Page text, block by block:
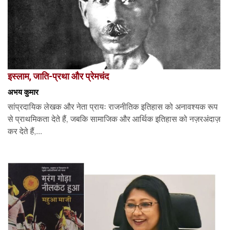
इस्लाम, जाति-प्रथा और प्रेमचंद
अभय कुमार
सांप्रदायिक लेखक और नेता प्रायः राजनीतिक इतिहास को अनावश्यक रूप
से प्राथमिकता देते हैं, जबकि सामाजिक और आर्थिक इतिहास को नज़रअंदाज़
कर देते हैं,...